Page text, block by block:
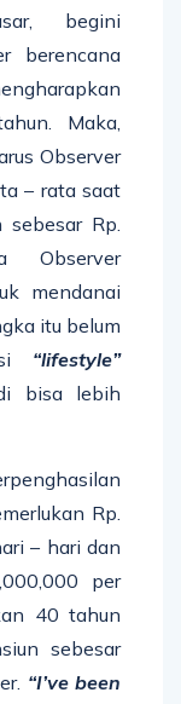
begini
berencana
Maka,
Observer
– rata saat
Rp.
Observer
mendanai
itu belum
“lifestyle”
bisa lebih
Rp.
– hari dan
per
40 tahun
sebesar
“I’ve been